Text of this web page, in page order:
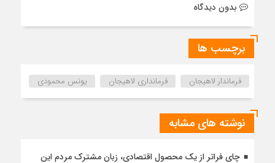
بدون دیدگاه
برچسب ها
فرماندار لاهیجان فرمانداری لاهیجان یونس محمودی
نوشته های مشابه
چای فراتر از یک محصول اقتصادی، زبان مشترک مردم این